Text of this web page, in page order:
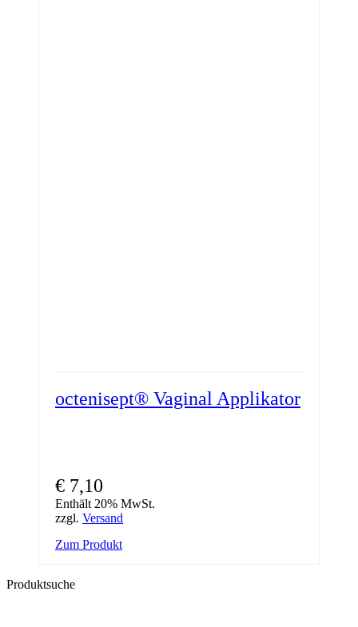
octenisept® Vaginal Applikator
€ 7,10
Enthält 20% MwSt.
zzgl. Versand
Zum Produkt
Produktsuche